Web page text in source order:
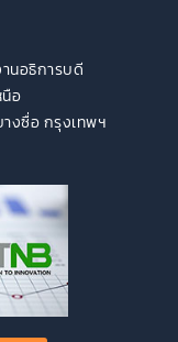
นอธิการบดี
นือ
างซื่อ กรุงเทพฯ